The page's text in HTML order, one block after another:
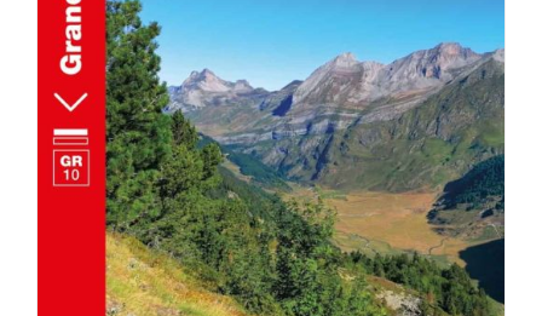
ACHETER LE PRODUIT / DÉTAILS